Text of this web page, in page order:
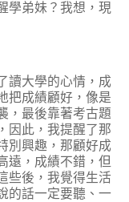
學弟妹？我想，現
讀大學的心情，成
把成績顧好，像是
，最後靠著考古題
因此，我提醒了那
別興趣，那顧好成
遠，成績不錯，但
些後，我覺得生活
的話一定要聽、一